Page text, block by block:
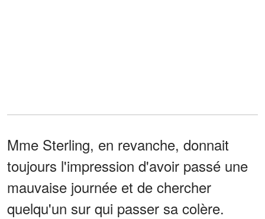
Mme Sterling, en revanche, donnait
toujours l'impression d'avoir passé une
mauvaise journée et de chercher
quelqu'un sur qui passer sa colère.